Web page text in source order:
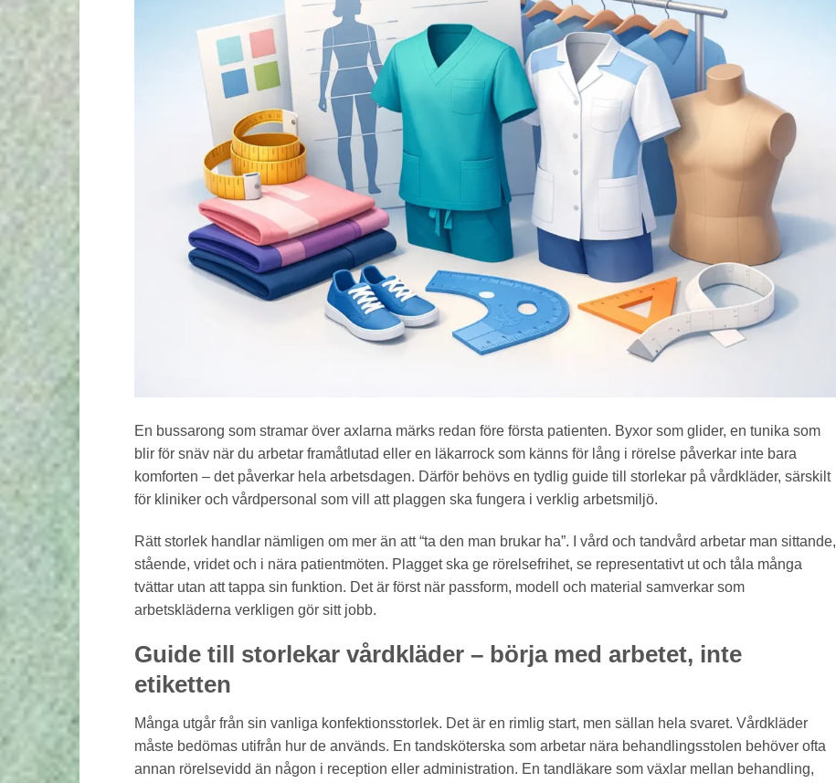
En bussarong som stramar över axlarna märks redan före första patienten. Byxor som glider, en tunika som
blir för snäv när du arbetar framåtlutad eller en läkarrock som känns för lång i rörelse påverkar inte bara
komforten – det påverkar hela arbetsdagen. Därför behövs en tydlig guide till storlekar på vårdkläder, särskilt
för kliniker och vårdpersonal som vill att plaggen ska fungera i verklig arbetsmiljö.
Rätt storlek handlar nämligen om mer än att “ta den man brukar ha”. I vård och tandvård arbetar man sittande,
stående, vridet och i nära patientmöten. Plagget ska ge rörelsefrihet, se representativt ut och tåla många
tvättar utan att tappa sin funktion. Det är först när passform, modell och material samverkar som
arbetskläderna verkligen gör sitt jobb.
Guide till storlekar vårdkläder – börja med arbetet, inte
etiketten
Många utgår från sin vanliga konfektionsstorlek. Det är en rimlig start, men sällan hela svaret. Vårdkläder
måste bedömas utifrån hur de används. En tandsköterska som arbetar nära behandlingsstolen behöver ofta
annan rörelsevidd än någon i reception eller administration. En tandläkare som växlar mellan behandling,